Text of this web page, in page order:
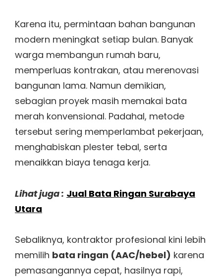
Karena itu, permintaan bahan bangunan
modern meningkat setiap bulan. Banyak
warga membangun rumah baru,
memperluas kontrakan, atau merenovasi
bangunan lama. Namun demikian,
sebagian proyek masih memakai bata
merah konvensional. Padahal, metode
tersebut sering memperlambat pekerjaan,
menghabiskan plester tebal, serta
menaikkan biaya tenaga kerja.
Lihat juga : Jual Bata Ringan Surabaya
Utara
Sebaliknya, kontraktor profesional kini lebih
memilih bata ringan (AAC/hebel) karena
pemasangannya cepat, hasilnya rapi,